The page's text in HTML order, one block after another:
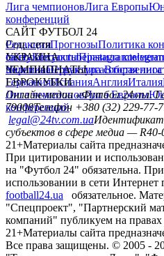
Лига чемпионовЛига Европы
конференций
САЙТ ФУТБОЛ 24
РедакцияПрогнозыПолитика
сайтуКонтактыПравила
политикаСтруктура
Соц. сети
facebookxyoutubeinstagram
УКРАИНА
УкраинаПервая лигаВторая лига
ЧЕМПИОНАТЫ
ГерманияИспанияАнглияИталия
ЕВРОКУБКИ
Лига чемпионовЛига Европы
конференций
Онлайн-медиа «Футбол 24»пл.
79008Телефон +380 (32) 229-77-
legal@24tv.com.ua
субъектов в сфере медиа — R40-
21+Материалы сайта
При цитировании и
на "Футбол 24" обязательна.
использовании в сети Интернет
football24.ua
обязательное.
"Спецпроект", "Партнерский
компаний" публикуем на
21+Материалы сайта
Все права защищены. © 2005 -